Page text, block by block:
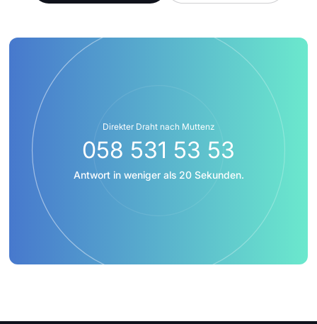
Direkter Draht nach Muttenz
058 531 53 53
Antwort in weniger als 20 Sekunden.